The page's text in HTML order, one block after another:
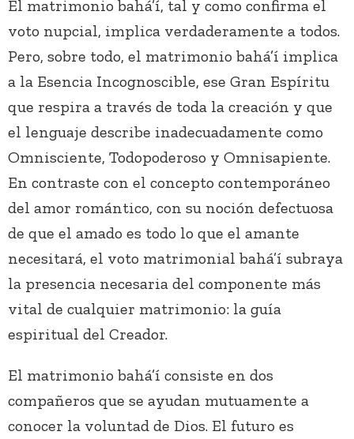
El matrimonio bahá’í, tal y como confirma el
voto nupcial, implica verdaderamente a todos.
Pero, sobre todo, el matrimonio bahá’í implica
a la Esencia Incognoscible, ese Gran Espíritu
que respira a través de toda la creación y que
el lenguaje describe inadecuadamente como
Omnisciente, Todopoderoso y Omnisapiente.
En contraste con el concepto contemporáneo
del amor romántico, con su noción defectuosa
de que el amado es todo lo que el amante
necesitará, el voto matrimonial bahá’í subraya
la presencia necesaria del componente más
vital de cualquier matrimonio: la guía
espiritual del Creador.
El matrimonio bahá’í consiste en dos
compañeros que se ayudan mutuamente a
conocer la voluntad de Dios. El futuro es